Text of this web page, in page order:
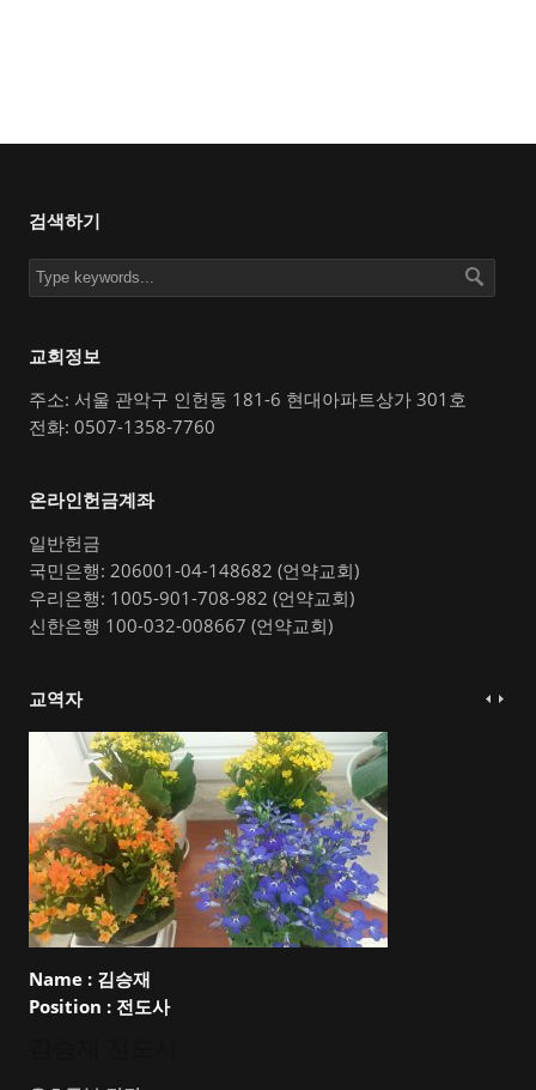
검색하기
교회정보
주소: 서울 관악구 인헌동 181-6 현대아파트상가 301호
전화: 0507-1358-7760
온라인헌금계좌
일반헌금
국민은행: 206001-04-148682 (언약교회)
우리은행: 1005-901-708-982 (언약교회)
신한은행 100-032-008667 (언약교회)
교역자
Name : 김승재
Position : 전도사